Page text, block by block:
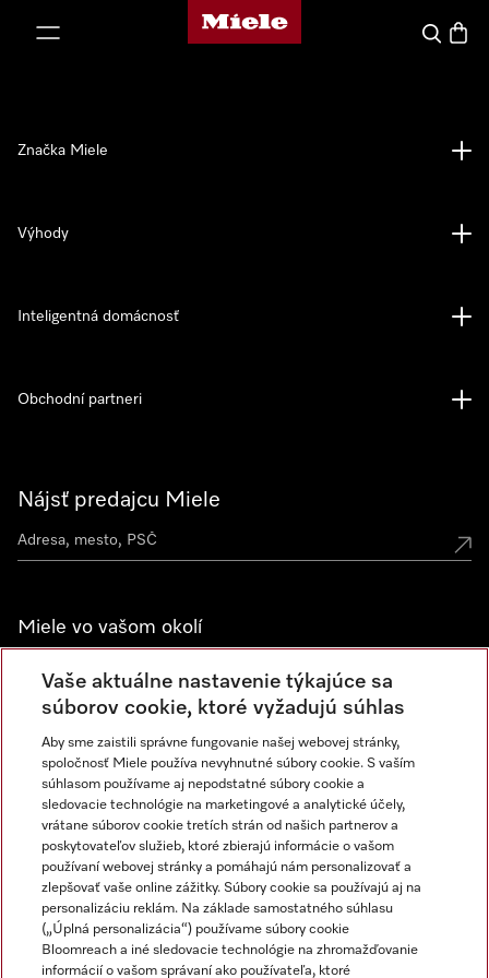
Domovská stránka spoločnosti Miele
Hľadať
Nájsť predajcu Miele
Miele vo vašom okolí
Spoznajte predajne Miele
Newsletter
Značka Miele
Výhody
Inteligentná domácnosť
Obchodní partneri
Miele na Instagrame
Miele na YouTube
Vaše aktuálne nastavenie týkajúce sa
súborov cookie, ktoré vyžadujú súhlas
Aby sme zaistili správne fungovanie našej webovej stránky,
spoločnosť Miele používa nevyhnutné súbory cookie. S vaším
súhlasom používame aj nepodstatné súbory cookie a
sledovacie technológie na marketingové a analytické účely,
vrátane súborov cookie tretích strán od našich partnerov a
poskytovateľov služieb, ktoré zbierajú informácie o vašom
používaní webovej stránky a pomáhajú nám personalizovať a
zlepšovať vaše online zážitky. Súbory cookie sa používajú aj na
personalizáciu reklám. Na základe samostatného súhlasu
(„Úplná personalizácia“) používame súbory cookie
Bloomreach a iné sledovacie technológie na zhromažďovanie
informácií o vašom správaní ako používateľa, ktoré